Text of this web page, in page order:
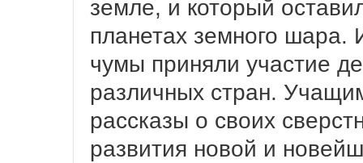
земле, и который
планетах земного
чумы приняли участие
различных стран.
рассказы о своих
развития новой и